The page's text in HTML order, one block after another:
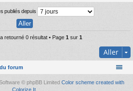
publiés depuis
retourné 0 résultat • Page 1 sur 1
Aller
forum
© phpBB Limited Color scheme created with
Colorize It